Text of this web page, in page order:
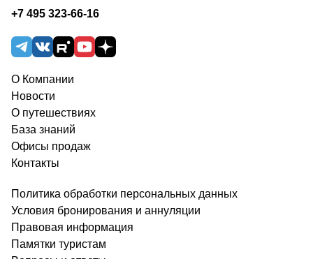
+7 495 323-66-16
О Компании
Новости
О путешествиях
База знаний
Офисы продаж
Контакты
Политика обработки персональных данных
Условия бронирования и аннуляции
Правовая информация
Памятки туристам